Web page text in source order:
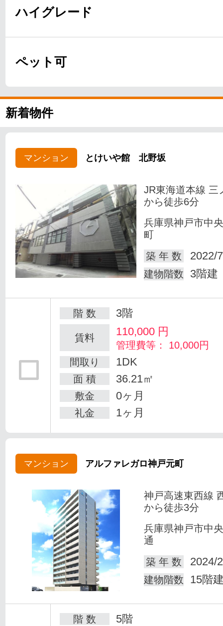
ハイグレード
ペット可
新着物件
マンション とけいや館 北野坂
JR東海道本線 三
から徒歩6分
兵庫県神戸市中
町
築 年 数
2022/
建物階数 3階建
階 数 3階
賃料 110,000 円
管理費等： 10,000円
間取り
1DK
面 積 36.21㎡
敷金 0ヶ月
礼金 1ヶ月
マンション アルファレガロ神戸元町
神戸高速東西線
から徒歩3分
兵庫県神戸市中
通
築 年 数
2024/
建物階数 15階
階 数 5階